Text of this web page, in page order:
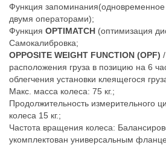
Функция запоминания(одновременное
двумя операторами);
Функция OPTIMATCH (оптимизация
Самокалибровка;
OPPOSITE WEIGHT FUNCTION (OPF)
расположения груза в позицию на 6
облегчения установки клеящегося
Макс. масса колеса: 75 кг.;
Продолжительность измерительного
колеса 15 кг.;
Частота вращения колеса:
укомплектован универсальным